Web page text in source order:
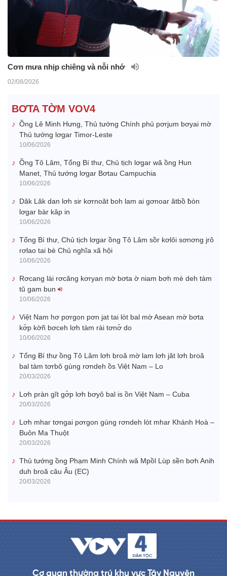
Cơn mưa nhịp chiêng và nỗi nhớ
02/08/2026
BƠTA TỜM VOV4
Ồng Lê Minh Hưng, Thủ tướng Chính phủ pơrjum bơyai mờ
Thủ tướng lơgar Timor-Leste
10/06/2026
Ồng Tô Lâm, Tổng Bí thư, Chủ tịch lơgar wă ồng Hun
Manet, Thủ tướng lơgar Bơtau Campuchia
10/06/2026
Dăk Lăk dan lơh sir kơrnoăt boh lam ai gơnoar ătbồ ƀòn
lơgar bàr kâp in
10/06/2026
Tổng Bí thư, Chủ tịch lơgar ồng Tô Lâm sồr kơlôi sơnơng jrô
rơlao tai bè Chủ nghĩa xã hội
10/06/2026
Rơcang lài rơcăng kơryan mờ bơta ờ niam bơh mè deh tàm
tŭ gam bun
10/06/2026
Việt Nam hơ pơrgon pơn jat tai lòt bal mờ Asean mờ bơta
kơ̆p kờñ bơceh lơh tàm rài tơnơ̆ do
10/06/2026
Tổng Ƀí thư ồng Tô Lâm lơh broă mờ lam lơh jăt lơh broă
bal tàm tơrbŏ gùng rơndeh ồs Việt Nam – Lo
20/03/2026
Lơh pràn gĭt gơ̆p lơh bơyô bal is ồn Việt Nam – Cuba
20/03/2026
Lơh mhar tơngai pơrgon gùng rơndeh lòt mhar Khánh Hoà –
Buôn Ma Thuột
20/03/2026
Thủ tướng ồng Phạm Minh Chính wă Mpồl Lùp sền bơh Anih
duh broă câu Âu (EC)
20/03/2026
Cơ quan thường trú khu vực Tây Nguyên